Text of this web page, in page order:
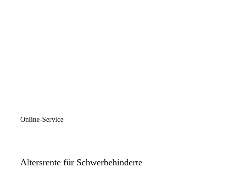
Online-Service
Altersrente für Schwerbehinderte